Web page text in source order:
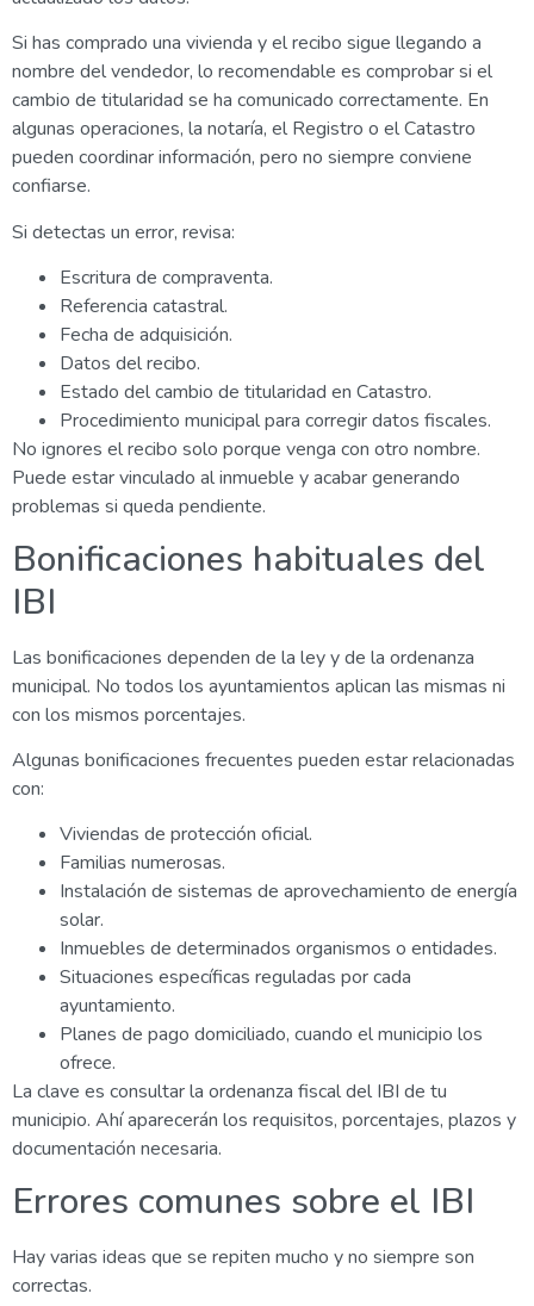
Si has comprado una vivienda y el recibo sigue llegando a
nombre del vendedor, lo recomendable es comprobar si el
cambio de titularidad se ha comunicado correctamente. En
algunas operaciones, la notaría, el Registro o el Catastro
pueden coordinar información, pero no siempre conviene
confiarse.
Si detectas un error, revisa:
Escritura de compraventa.
Referencia catastral.
Fecha de adquisición.
Datos del recibo.
Estado del cambio de titularidad en Catastro.
Procedimiento municipal para corregir datos fiscales.
No ignores el recibo solo porque venga con otro nombre.
Puede estar vinculado al inmueble y acabar generando
problemas si queda pendiente.
Bonificaciones habituales del
IBI
Las bonificaciones dependen de la ley y de la ordenanza
municipal. No todos los ayuntamientos aplican las mismas ni
con los mismos porcentajes.
Algunas bonificaciones frecuentes pueden estar relacionadas
con:
Viviendas de protección oficial.
Familias numerosas.
Instalación de sistemas de aprovechamiento de energía
solar.
Inmuebles de determinados organismos o entidades.
Situaciones específicas reguladas por cada
ayuntamiento.
Planes de pago domiciliado, cuando el municipio los
ofrece.
La clave es consultar la ordenanza fiscal del IBI de tu
municipio. Ahí aparecerán los requisitos, porcentajes, plazos y
documentación necesaria.
Errores comunes sobre el IBI
Hay varias ideas que se repiten mucho y no siempre son
correctas.